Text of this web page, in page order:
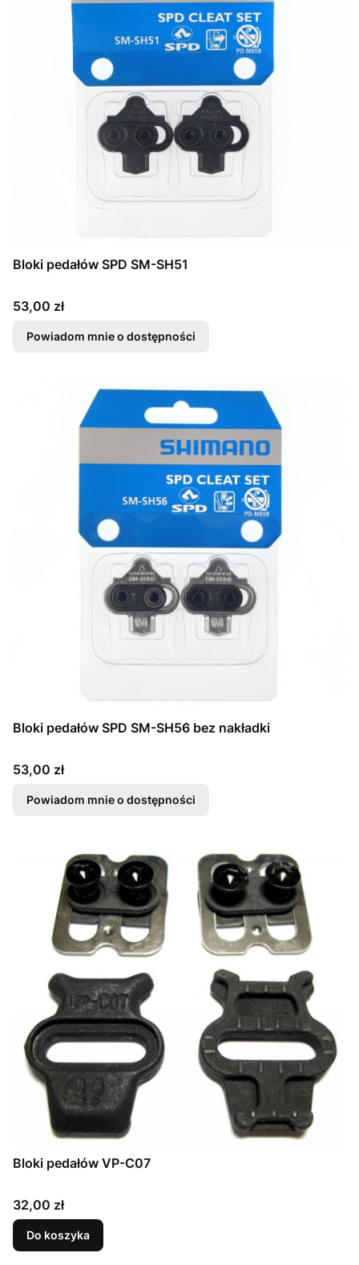
Bloki pedałów SPD SM-SH51
Cena
53,00 zł
Powiadom mnie o dostępności
Bloki pedałów SPD SM-SH56 bez nakładki
Cena
53,00 zł
Powiadom mnie o dostępności
Bloki pedałów VP-C07
Cena
32,00 zł
Do koszyka